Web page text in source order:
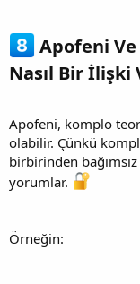
Apofeni
Nasıl Bir İlişki
Apofeni, komplo
olabilir. Çünkü
birbirinden
yorumlar.
Örneğin: